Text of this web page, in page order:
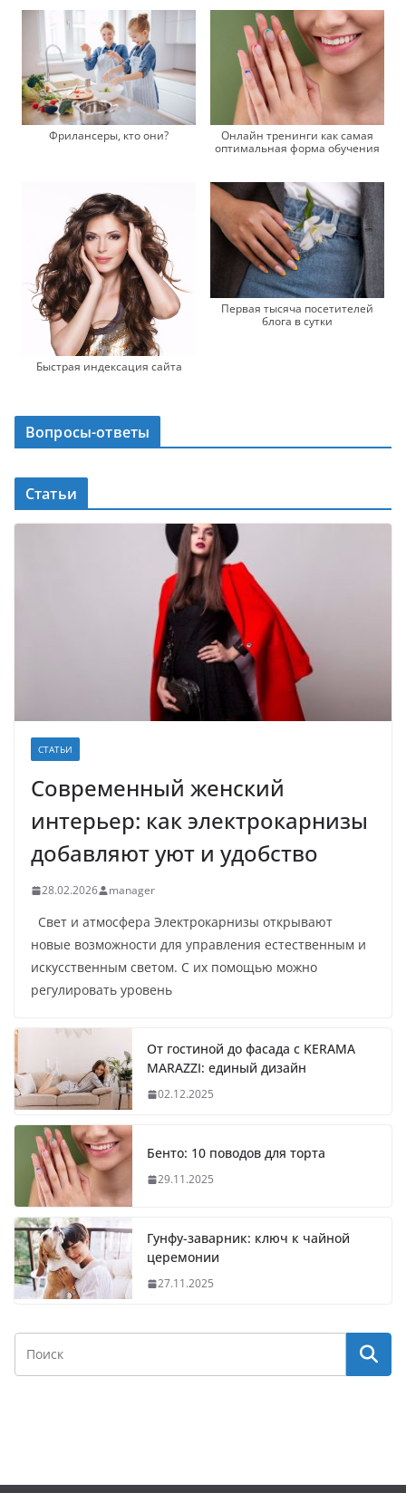
Фрилансеры, кто они?
Онлайн тренинги как самая
оптимальная форма обучения
Быстрая индексация сайта
Первая тысяча посетителей
блога в сутки
Вопросы-ответы
Статьи
СТАТЬИ
Современный женский
интерьер: как электрокарнизы
добавляют уют и удобство
28.02.2026 manager
Свет и атмосфера Электрокарнизы открывают
новые возможности для управления естественным и
искусственным светом. С их помощью можно
регулировать уровень
От гостиной до фасада с KERAMA
MARAZZI: единый дизайн
02.12.2025
Бенто: 10 поводов для торта
29.11.2025
Гунфу-заварник: ключ к чайной
церемонии
27.11.2025